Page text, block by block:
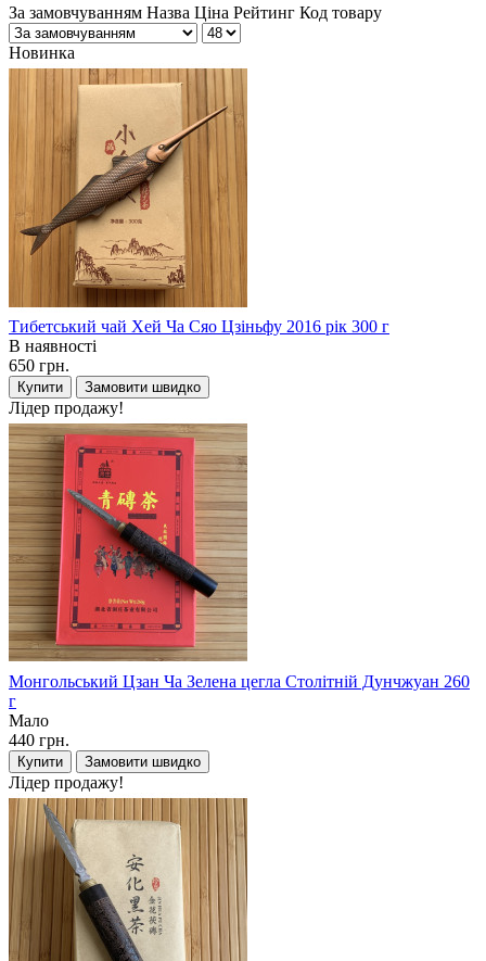
За замовчуванням Назва Ціна Рейтинг Код товару
Новинка
Тибетський чай Хей Ча Сяо Цзіньфу 2016 рік 300 г
В наявності
650 грн.
Купити Замовити швидко
Лідер продажу!
Монгольський Цзан Ча Зелена цегла Столітній Дунчжуан 260
г
Мало
440 грн.
Купити Замовити швидко
Лідер продажу!